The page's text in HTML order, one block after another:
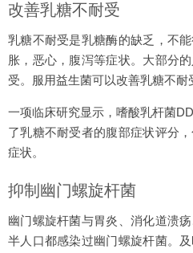
改善乳糖不耐受
乳糖不耐受是乳糖酶的缺乏，不
胀，恶心，腹泻等症状。大部分
受。服用益生菌可以改善乳糖不耐
一项临床研究显示，嗜酸乳杆菌
了乳糖不耐受者的腹部症状评分
症状。
抑制幽门螺旋杆菌
幽门螺旋杆菌与胃炎、消化道溃
半人口都感染过幽门螺旋杆菌。